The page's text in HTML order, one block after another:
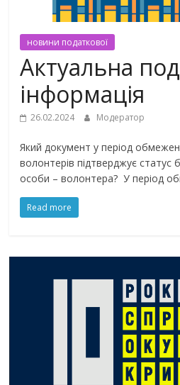
новини податкової
Актуальна
інформація
26.02.2024 Модератор
Який документ у період
волонтерів підтверджує статус
особи – волонтера? У період
Read more